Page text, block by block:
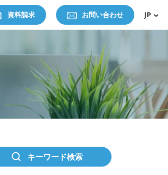
JP
資料請求 お問い合わせ
キーワード検索